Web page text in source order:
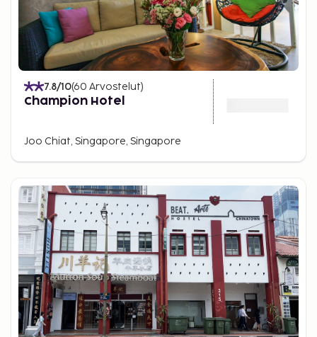
7.8/10(60 Arvostelut)
Champion Hotel
Joo Chiat, Singapore, Singapore